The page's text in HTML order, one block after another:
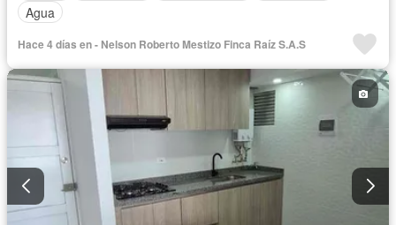
Agua
Hace 4 días en - Nelson Roberto Mestizo Finca Raíz S.A.S